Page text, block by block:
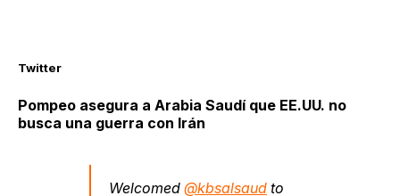
Twitter
Pompeo asegura a Arabia Saudí que EE.UU. no
busca una guerra con Irán
Welcomed @kbsalsaud to